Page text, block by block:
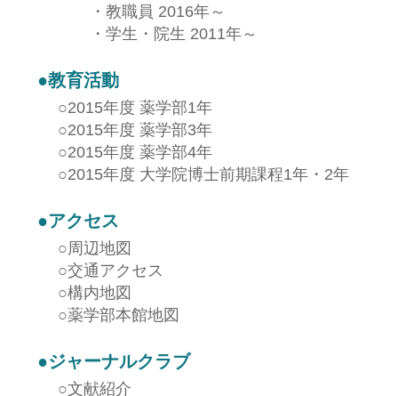
・ 教職員 2016年～
・ 学生・院生 2011年～
●教育活動
○2015年度 薬学部1年
○2015年度 薬学部3年
○2015年度 薬学部4年
○2015年度 大学院博士前期課程1年・2年
●アクセス
○周辺地図
○交通アクセス
○構内地図
○薬学部本館地図
●ジャーナルクラブ
○文献紹介